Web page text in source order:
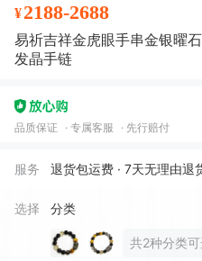
¥2188-2688
易祈吉祥金虎眼手串金银曜
发晶手链
品质保证 专属客服 先行赔付
服务 退货包运费 · 7天无理由退
选择 分类
共2种分类